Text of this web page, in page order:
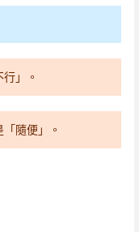
」。
隨便」。